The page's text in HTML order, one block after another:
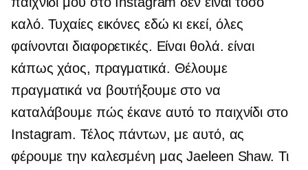
καλό. Τυχαίες εικόνες εδώ κι εκεί, όλες
φαίνονται διαφορετικές. Είναι θολά. είναι
κάπως χάος, πραγματικά. Θέλουμε
πραγματικά να βουτήξουμε στο να
καταλάβουμε πώς έκανε αυτό το παιχνίδι στο
Instagram. Τέλος πάντων, με αυτό, ας
φέρουμε την καλεσμένη μας Jaeleen Shaw. Τι